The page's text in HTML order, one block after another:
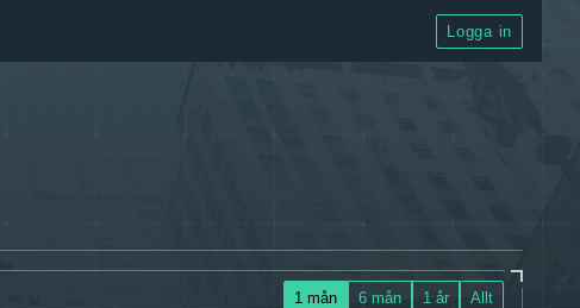
Logga in
1 mån 6 mån 1 år Allt